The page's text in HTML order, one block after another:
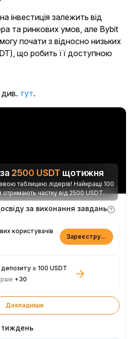
інвестиція залежить від
та ринкових умов, але Bybit
почати з відносно низьких
що робить її доступною
тут.
2500 USDT щотижня
таблицею лідерів! Найкращі 100
отримають частку від 2500 USDT.
за виконання завдань
користувачів
Зареєструватися
≥ 100 USDT
+30
Докладніше
тиждень